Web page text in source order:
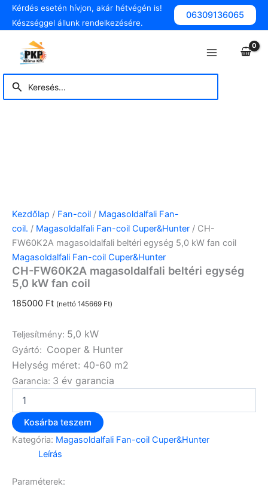
SkipKérdés esetén hívjon, akár hétvégén is!
Készséggel állunk rendelkezésére.
06309136065
for:
Search
Kezdőlap / Fan-coil / Magasoldalfali Fan-
coil. / Magasoldalfali Fan-coil Cuper&Hunter / CH-
FW60K2A magasoldalfali beltéri egység 5,0 kW fan coil
Magasoldalfali Fan-coil Cuper&Hunter
CH-FW60K2A magasoldalfali beltéri egység
5,0 kW fan coil
185000 Ft (nettó 145669 Ft)
Teljesítmény: 5,0 kW
Gyártó: Cooper & Hunter
Helység méret: 40-60 m2
Garancia: 3 év garancia
CH-
FW60K2A
magasoldalfali
beltéri
egység
5,0
kW
fan
coil
Kosárba teszem
Kategória: Magasoldalfali Fan-coil Cuper&Hunter
Leírás
Paraméterek: